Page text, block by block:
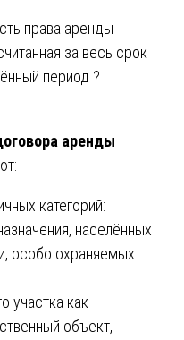
права аренды
за весь срок
период ?
аренды
категорий:
населённых
особо охраняемых
участка как
объект,